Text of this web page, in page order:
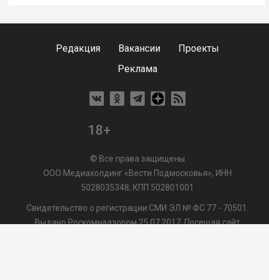
Редакция Вакансии
Проекты
Реклама
18+
© Все права защищены
ООО Медиахолдинг «Вести Подмосковья», ИНН
5028035348; КПП 502801001
Свидетельство о регистрации СМИ ЭЛ № ФС 77 - 70501.
Выдано Роскомнадзором 25.07.2017. Посещая сайт